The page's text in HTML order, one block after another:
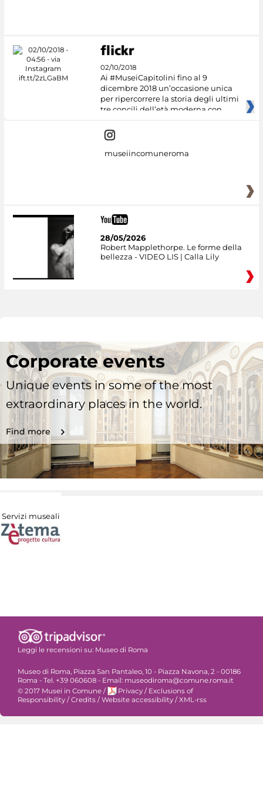
02/10/2018
Ai #MuseiCapitolini fino al 9
dicembre 2018 un’occasione unica
per ripercorrere la storia degli ultimi
tre concili dell’età moderna con
museiincomuneroma
28/05/2026
Robert Mapplethorpe. Le forme della
bellezza - VIDEO LIS | Calla Lily
Corporate events
Unique events in some of the most
extraordinary places in the world.
Find more
Servizi museali
Leggi le recensioni su: Museo di Roma
Museo di Roma, Piazza San Pantaleo, 10 - Piazza Navona, 2 - 00186
Roma - Tel. +39 060608 - Email: museodiroma@comune.roma.it
© 2017 Musei in Comune / Privacy / Exclusions of
Responsibility / Credits / Website accessibility / XML-rss